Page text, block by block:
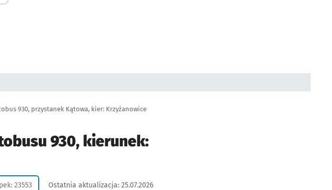
930, przystanek Kątowa, kier: Krzyżanowice
930, kierunek:
na życzenie
23553 Ostatnia aktualizacja: 25.07.2026